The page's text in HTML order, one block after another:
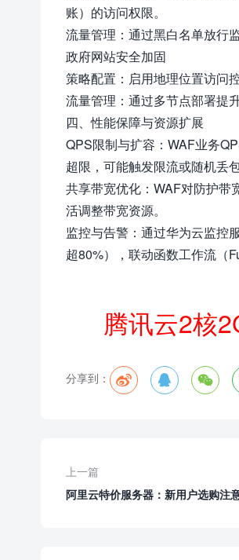
账）的访问权限。
流量管理：通过黑白名单放行
政府网站安全加固
策略配置：启用地理位置访问
流量管理：通过多节点部署提
四、性能保障与资源扩展
QPS限制与扩容：WAF业务
超限，可能触发限流或随机丢
共享带宽优化：WAF对防护带
活调整带宽资源。
监控与告警：通过华为云监控
超80%），联动函数工作流（
腾讯云2核
分享到：   
上一篇
阿里云特价服务器：新用户选购注